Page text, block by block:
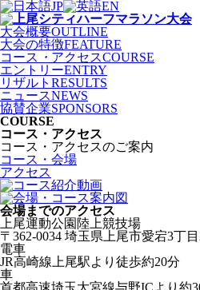
JP
EN
大会概要OUTLINE
大会の特徴FEATURE
コース ・ アクセスCOURSE
エントリーENTRY
リザルト RESULTS
ニュースNEWS
協賛企業SPONSORS
COURSE
コース・アクセス
コース・アクセスのご案内
コース・会場
アクセス
会場までのアクセス
上尾運動公園陸上競技場
〒362-0034 埼玉県上尾市愛宕3丁
電車
JR高崎線上尾駅より徒歩約20分
車
首都高速埼玉大宮線与野ICより約